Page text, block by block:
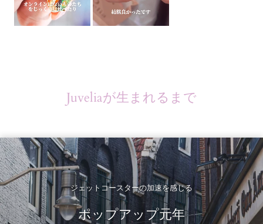
Juveliaが生まれるまで
ジェットコースターの加速を感じる
ポップアップ元年